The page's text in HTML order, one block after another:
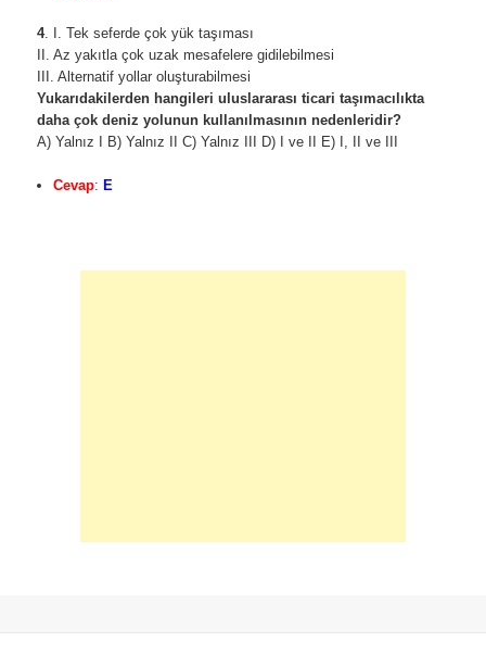
4. I. Tek seferde çok yük taşıması
II. Az yakıtla çok uzak mesafelere gidilebilmesi
III. Alternatif yollar oluşturabilmesi
Yukarıdakilerden hangileri uluslararası ticari taşımacılıkta
daha çok deniz yolunun kullanılmasının nedenleridir?
A) Yalnız I B) Yalnız II C) Yalnız III D) I ve II E) I, II ve III
Cevap: E